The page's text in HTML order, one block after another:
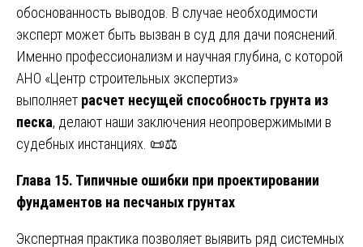
обоснованность выводов. В случае необходимости
эксперт может быть вызван в суд для дачи пояснений.
Именно профессионализм и научная глубина, с которой
АНО «Центр строительных экспертиз»
выполняет расчет несущей способность грунта из
песка, делают наши заключения неопровержимыми в
судебных инстанциях. 📜⚖️
Глава 15. Типичные ошибки при проектировании
фундаментов на песчаных грунтах
Экспертная практика позволяет выявить ряд системных